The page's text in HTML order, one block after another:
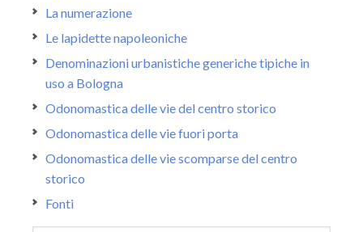
La numerazione
Le lapidette napoleoniche
Denominazioni urbanistiche generiche tipiche in
uso a Bologna
Odonomastica delle vie del centro storico
Odonomastica delle vie fuori porta
Odonomastica delle vie scomparse del centro
storico
Fonti